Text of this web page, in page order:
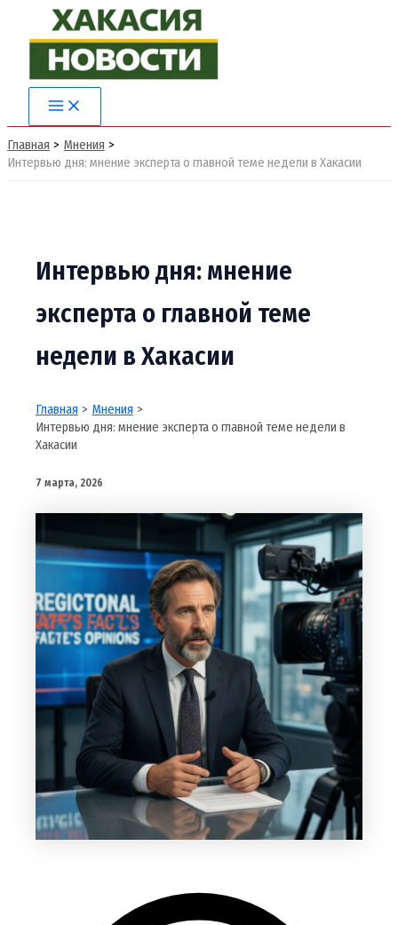
содержимому
Main
Menu
Главная
Мнения
Интервью дня: мнение эксперта о главной теме недели в Хакасии
Интервью дня: мнение
эксперта о главной теме
недели в Хакасии
Главная
Мнения
Интервью дня: мнение эксперта о главной теме недели в
Хакасии
7 марта, 2026